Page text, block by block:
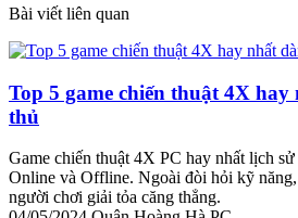
Bài viết liên quan
Top 5 game chiến thuật 4X hay
thủ
Game chiến thuật 4X PC hay nhất lịch
Online và Offline. Ngoài đòi hỏi kỹ
người chơi giải tỏa căng thẳng.